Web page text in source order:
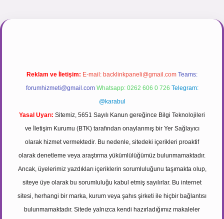
Reklam ve İletişim: E-mail: backlinkpaneli@gmail.com Teams:
forumhizmeti@gmail.com Whatsapp: 0262 606 0 726 Telegram:
@karabul
Yasal Uyarı: Sitemiz, 5651 Sayılı Kanun gereğince Bilgi Teknolojileri
ve İletişim Kurumu (BTK) tarafından onaylanmış bir Yer Sağlayıcı
olarak hizmet vermektedir. Bu nedenle, sitedeki içerikleri proaktif
olarak denetleme veya araştırma yükümlülüğümüz bulunmamaktadır.
Ancak, üyelerimiz yazdıkları içeriklerin sorumluluğunu taşımakta olup,
siteye üye olarak bu sorumluluğu kabul etmiş sayılırlar. Bu internet
sitesi, herhangi bir marka, kurum veya şahıs şirketi ile hiçbir bağlantısı
bulunmamaktadır. Sitede yalnızca kendi hazırladığımız makaleler